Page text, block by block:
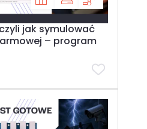
jak symulować
– program